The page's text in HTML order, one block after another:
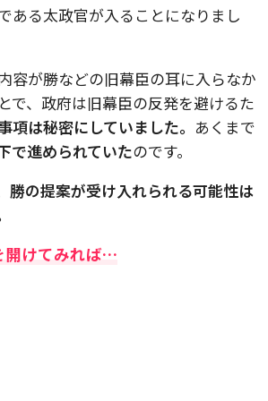
ある太政官が入ることになりまし
容が勝などの旧幕臣の耳に入らなか
で、政府は旧幕臣の反発を避けるた
項は秘密にしていました。 あくまで
で進められていたのです。
勝の提案が受け入れられる可能性は
開けてみれば…